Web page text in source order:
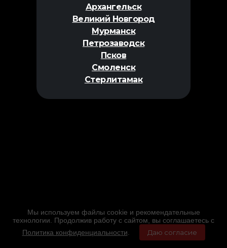
Архангельск
Великий Новгород
Мурманск
Петрозаводск
Псков
Смоленск
Стерлитамак
Мы используем файлы cookie и рекомендательные
технологии. Продолжив работу с сайтом, вы соглашаетесь с
Политика конфиденциальности
Даю согласие